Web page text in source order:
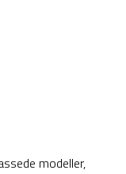
modeller,